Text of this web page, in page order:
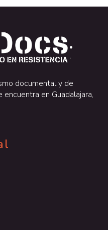
.
.
documental y de
en Guadalajara,